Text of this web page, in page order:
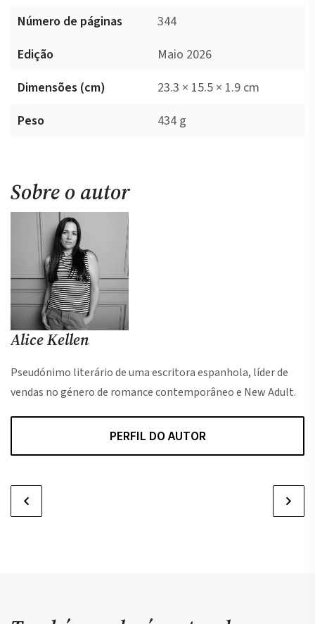
Número de páginas
344
Edição
Maio 2026
Dimensões (cm)
23.3 × 15.5 × 1.9 cm
Peso
434 g
Sobre o autor
Alice Kellen
Pseudónimo literário de uma escritora espanhola, líder de
vendas no género de romance contemporâneo e New Adult.
PERFIL DO AUTOR